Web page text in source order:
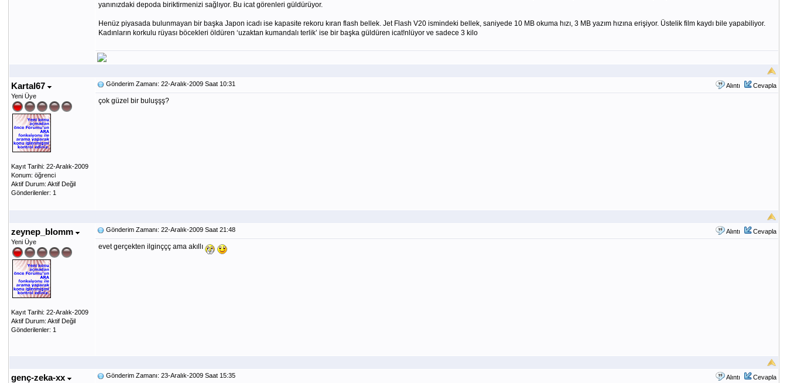
yanınızdaki depoda biriktirmenizi sağlıyor. Bu icat görenleri güldürüyor.
Henüz piyasada bulunmayan bir başka Japon icadı ise kapasite rekoru kıran flash bellek. Jet Flash V20 ismindeki bellek, saniyede 10 MB okuma hızı, 3 MB yazım hızına erişiyor. Üstelik film kaydı bile yapabiliyor.
Kadınların korkulu rüyası böcekleri öldüren ‘uzaktan kumandalı terlik’ ise bir başka güldüren icat!nlüyor ve sadece 3 kilo
Kartal67
Yeni Üye
Kayıt Tarihi: 22-Aralık-2009
Konum: öğrenci
Aktif Durum: Aktif Değil
Gönderilenler: 1
Alıntı Cevapla
Gönderim Zamanı: 22-Aralık-2009 Saat 10:31
çok güzel bir buluşşş?
zeynep_blomm
Yeni Üye
Kayıt Tarihi: 22-Aralık-2009
Aktif Durum: Aktif Değil
Gönderilenler: 1
Alıntı Cevapla
Gönderim Zamanı: 22-Aralık-2009 Saat 21:48
evet gerçekten ilginççç ama akıllı
genç-zeka-xx Alıntı Cevapla
Gönderim Zamanı: 23-Aralık-2009 Saat 15:35